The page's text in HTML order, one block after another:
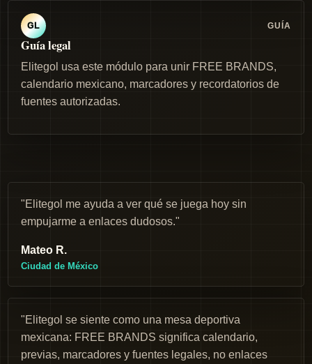
GL GUÍA
Guía legal
Elitegol usa este módulo para unir FREE BRANDS,
calendario mexicano, marcadores y recordatorios de
fuentes autorizadas.
"Elitegol me ayuda a ver qué se juega hoy sin
empujarme a enlaces dudosos."
Mateo R.
Ciudad de México
"Elitegol se siente como una mesa deportiva
mexicana: FREE BRANDS significa calendario,
previas, marcadores y fuentes legales, no enlaces